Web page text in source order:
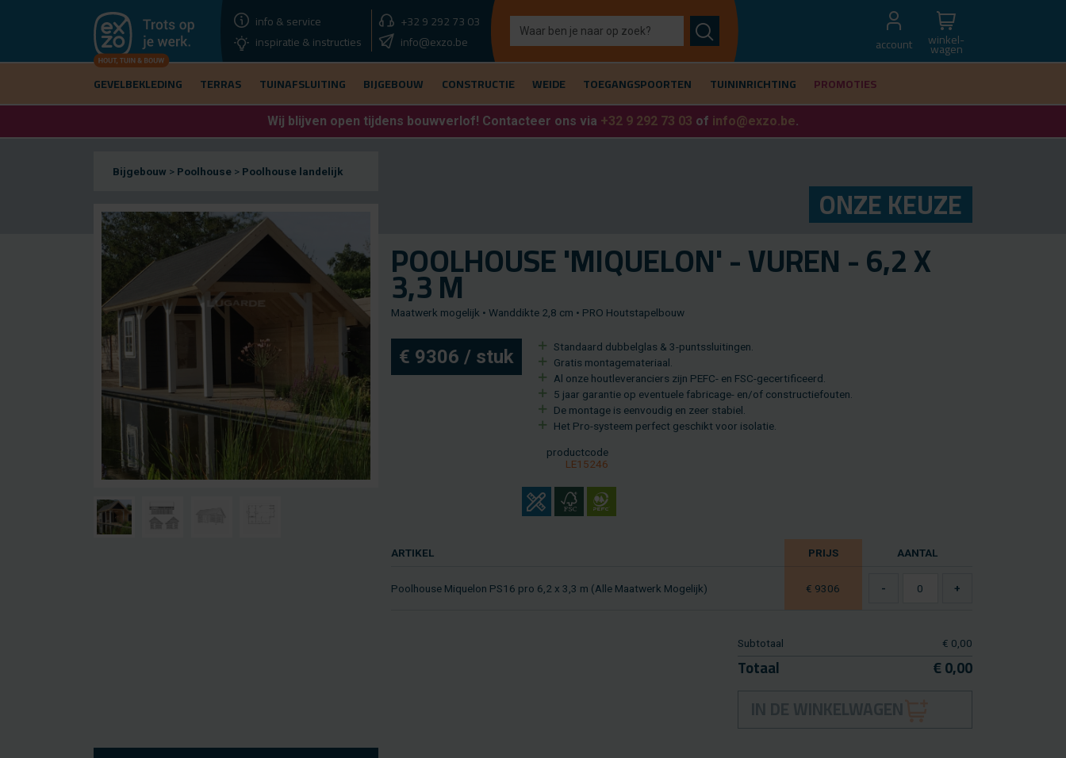
info & service +32 9 292 73 03
showroom morgen
inspiratie & instructies
info@exzo.be 9u - 12u30 & 13u30 - 17u account winkel-
wagen
GEVELBEKLEDING
TERRAS TUINAFSLUITING BIJGEBOUW CONSTRUCTIE WEIDE TOEGANGSPOORTEN TUININRICHTING PROMOTIES
Wij blijven open tijdens bouwverlof! Contacteer ons via +32 9 292 73 03 of info@exzo.be.
ONZE KEUZE
Bijgebouw > Poolhouse > Poolhouse landelijk
POOL­HOU­SE 'MI­QUE­LON' - VUREN - 6,2 X
3,3 M
Maat­werk mo­ge­lijk • Wand­dik­te 2,8 cm • PRO Hout­sta­pel­bouw
€ 9306 / stuk
Stan­daard dub­bel­glas & 3-punts­slui­tin­gen.
Gra­tis mon­ta­ge­ma­te­ri­aal.
Al onze hout­le­ve­ran­ciers zijn PEFC- en FSC-ge­cer­ti­fi­ceerd.
5 jaar ga­ran­tie op even­tu­e­le fa­bri­ca­ge- en/of con­struc­tie­fou­ten.
De mon­ta­ge is een­vou­dig en zeer sta­biel.
Het Pro-sys­teem per­fect ge­schikt voor iso­la­tie.
product­code
LE15246
AR­TI­KEL PRIJS AAN­TAL
Pool­hou­se Mi­que­lon PS16 pro 6,2 x 3,3 m (Alle Maat­werk Mo­ge­lijk) € 9306
Sub­to­taal € 0,00
To­taal € 0,00